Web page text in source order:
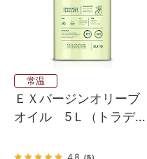
常温
ＥＸバージンオリーブ
オイル 5Ｌ（トラディ
4.8 （5）